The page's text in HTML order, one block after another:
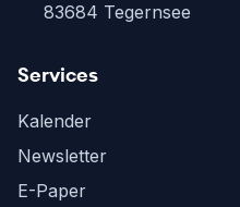
83684 Tegernsee
Services
Kalender
Newsletter
E-Paper